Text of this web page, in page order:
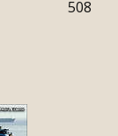
508